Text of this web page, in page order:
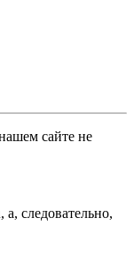
сайте не
, а, следовательно,